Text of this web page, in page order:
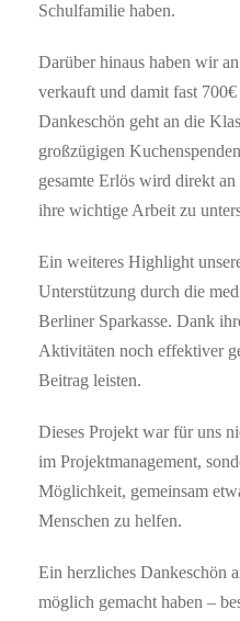
Schulfamilie haben.
Darüber hinaus haben wir
verkauft und damit fast
Dankeschön geht an die
großzügigen
gesamte Erlös wird direkt
ihre wichtige Arbeit zu
Ein weiteres Highlight
Unterstützung durch die
Berliner Sparkasse. Dank
Aktivitäten noch effektiver
Beitrag leisten.
Dieses Projekt war für uns
im Projektmanagement,
Möglichkeit, gemeinsam
Menschen zu helfen.
Ein herzliches Dankeschön
möglich gemacht haben –